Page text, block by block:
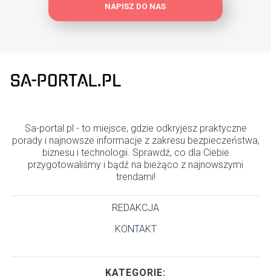
NAPISZ DO NAS
Sa-portal.pl - to miejsce, gdzie odkryjesz praktyczne
porady i najnowsze informacje z zakresu bezpieczeństwa,
biznesu i technologii. Sprawdź, co dla Ciebie
przygotowaliśmy i bądź na bieżąco z najnowszymi
trendami!
REDAKCJA
KONTAKT
KATEGORIE: